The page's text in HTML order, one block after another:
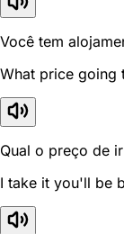
Você tem
What price going
Qual o preço de
I take it you'll be